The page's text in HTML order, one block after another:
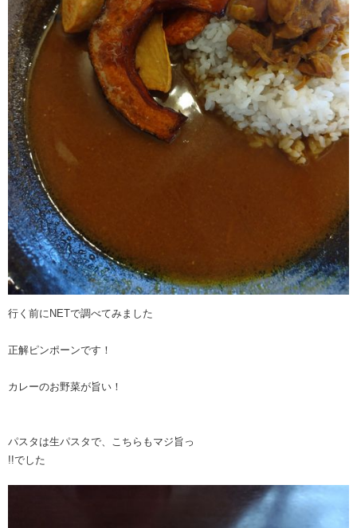
行く前にNETで調べてみました
正解ピンポーンです！
カレーのお野菜が旨い！
パスタは生パスタで、こちらもマジ旨っ
!!でした